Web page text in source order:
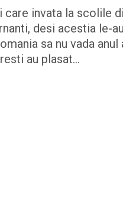
care invata la scolile
desi acestia le-
sa nu vada
au plasat…